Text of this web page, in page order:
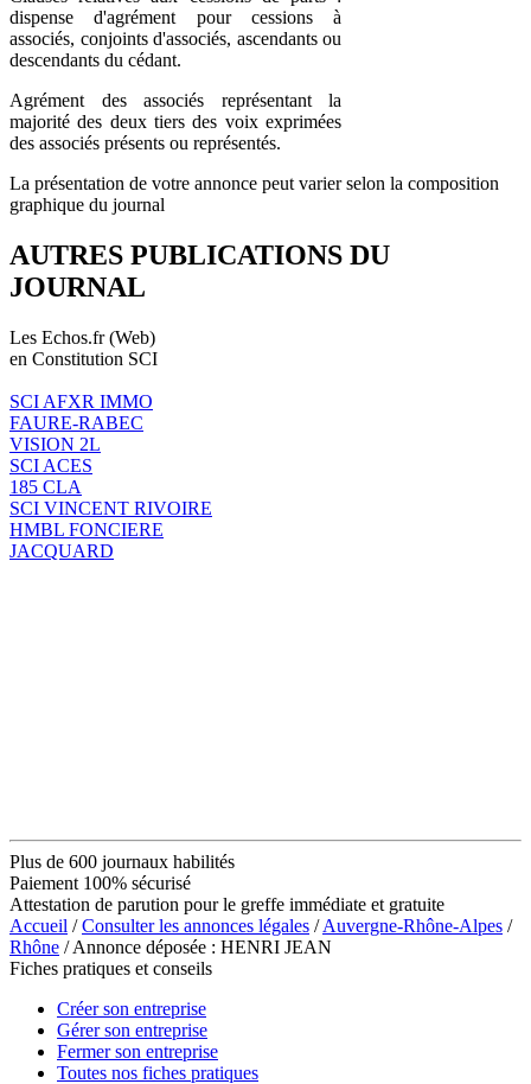
dispense d'agrément pour cessions à
associés, conjoints d'associés, ascendants ou
descendants du cédant.
Agrément des associés représentant la
majorité des deux tiers des voix exprimées
des associés présents ou représentés.
La présentation de votre annonce peut varier selon la composition
graphique du journal
AUTRES PUBLICATIONS DU
JOURNAL
Les Echos.fr (Web)
en Constitution SCI
SCI AFXR IMMO
FAURE-RABEC
VISION 2L
SCI ACES
185 CLA
SCI VINCENT RIVOIRE
HMBL FONCIERE
JACQUARD
Plus de 600 journaux habilités
Paiement 100% sécurisé
Attestation de parution pour le greffe immédiate et gratuite
Accueil /Consulter les annonces légales /Auvergne-Rhône-Alpes /
Rhône / Annonce déposée : HENRI JEAN
Fiches pratiques et conseils
Créer son entreprise
Gérer son entreprise
Fermer son entreprise
Toutes nos fiches pratiques